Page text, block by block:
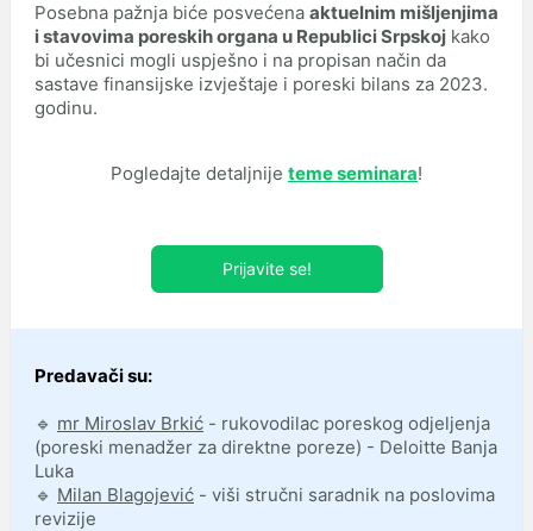
Posebna pažnja biće posvećena aktuelnim mišljenjima
i stavovima poreskih organa u Republici Srpskoj kako
bi učesnici mogli uspješno i na propisan način da
sastave finansijske izvještaje i poreski bilans za 2023.
godinu.
Pogledajte detaljnije teme seminara!
Prijavite se!
Predavači su:
🔹 mr Miroslav Brkić - rukovodilac poreskog odjeljenja
(poreski menadžer za direktne poreze) - Deloitte Banja
Luka
🔹 Milan Blagojević - viši stručni saradnik na poslovima
revizije